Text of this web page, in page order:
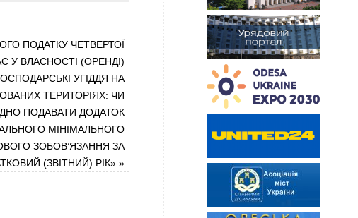
ПОДАТКУ ЧЕТВЕРТОЇ
У ВЛАСНОСТІ (ОРЕНДІ)
УГІДДЯ НА
ТЕРИТОРІЯХ: ЧИ
ПОДАВАТИ ДОДАТОК
МІНІМАЛЬНОГО
ЗОБОВ’ЯЗАННЯ ЗА
(ЗВІТНИЙ) РІК»»